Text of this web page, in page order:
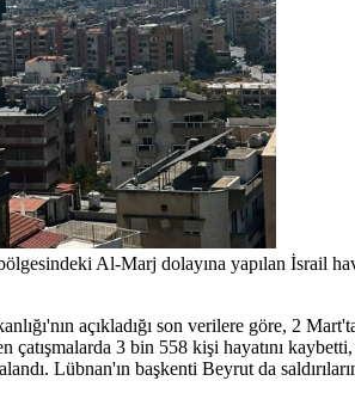
Al-Marj dolayına yapılan İsrail
açıkladığı son verilere göre, 2
çatışmalarda 3 bin 558 kişi hayatını kaybetti,
Lübnan'ın başkenti Beyrut da